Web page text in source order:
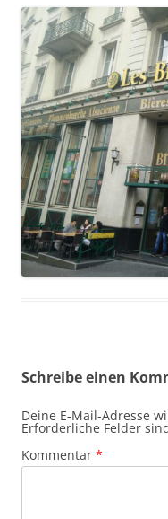
Schreibe einen
Deine E-Mail-Adresse
Erforderliche Felder
Kommentar *